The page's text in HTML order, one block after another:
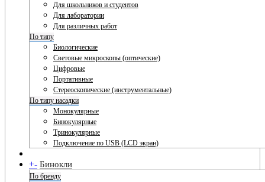
Для школьников и студентов
Для лаборатории
Для различных работ
По типу
Биологические
Световые микроскопы (оптические)
Цифровые
Портативные
Стереоскопические (инструментальные)
По типу насадки
Монокулярные
Бинокулярные
Тринокулярные
Подключение по USB (LCD экран)
+- Бинокли
По бренду